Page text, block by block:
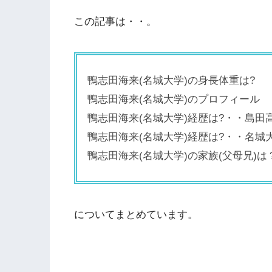
この記事は・・。
鴨志田海来(名城大学)の身長体重は?
鴨志田海来(名城大学)のプロフィール
鴨志田海来(名城大学)経歴は?・・島田
鴨志田海来(名城大学)経歴は?・・名城
鴨志田海来(名城大学)の家族(父母兄)は
についてまとめています。